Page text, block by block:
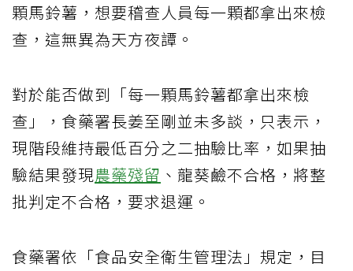
顆馬鈴薯，想要稽查人員每一顆都拿出來檢
查，這無異為天方夜譚。
對於能否做到「每一顆馬鈴薯都拿出來檢
查」，食藥署長姜至剛並未多談，只表示，
現階段維持最低百分之二抽驗比率，如果抽
驗結果發現農藥殘留 、龍葵鹼不合格，將整
批判定不合格，要求退運。
食藥署依「食品安全衛生管理法」規定，目